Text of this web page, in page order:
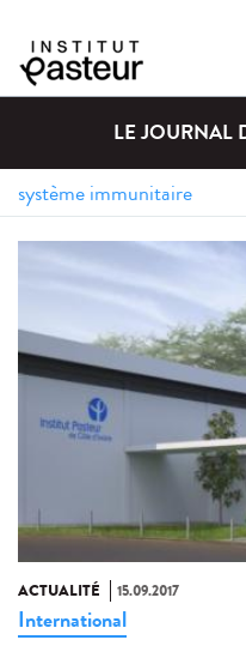
LE JOURNAL
ACTUALITÉ 15.09.2017
International